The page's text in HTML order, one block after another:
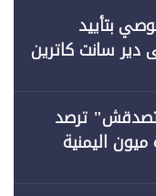
بتأييد
أرض في دير سانت كاترين
ترصد
اليمنية